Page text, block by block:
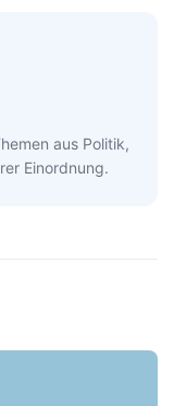
aus Politik,
Einordnung.